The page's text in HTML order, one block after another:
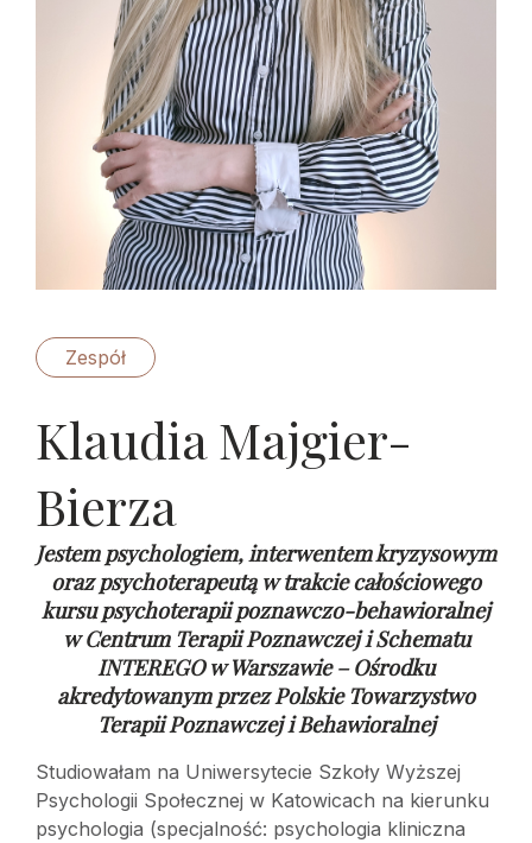
Zespół
Klaudia Majgier-
Bierza
Jestem psychologiem, interwentem kryzysowym
oraz psychoterapeutą w trakcie całościowego
kursu psychoterapii poznawczo-behawioralnej
wCentrum Terapii Poznawczej i Schematu
INTEREGO w Warszawie – Ośrodku
akredytowanym przez Polskie Towarzystwo
Terapii Poznawczej i Behawioralnej
Studiowałam na Uniwersytecie Szkoły Wyższej
Psychologii Społecznej w Katowicach na kierunku
psychologia (specjalność: psychologia kliniczna